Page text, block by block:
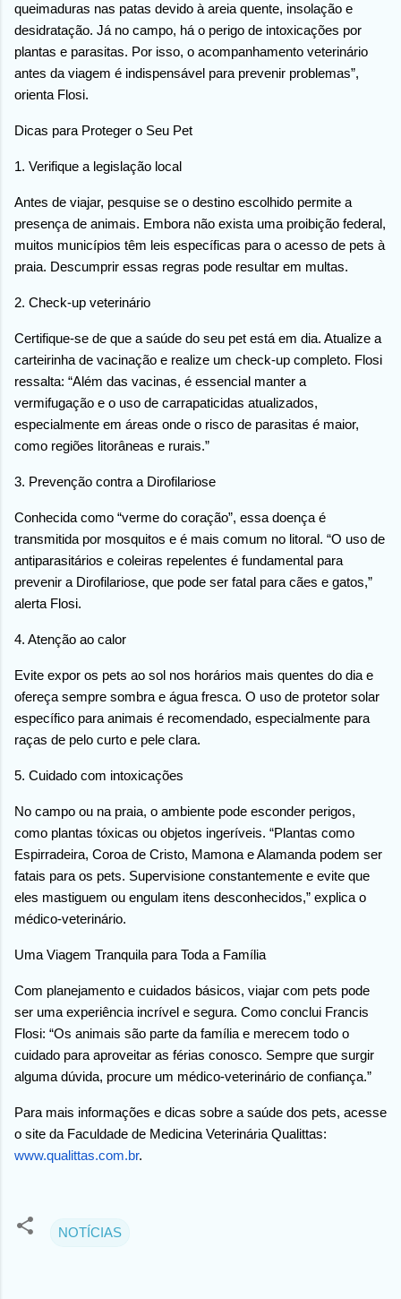
queimaduras nas patas devido à areia quente, insolação e
desidratação. Já no campo, há o perigo de intoxicações por
plantas e parasitas. Por isso, o acompanhamento veterinário
antes da viagem é indispensável para prevenir problemas”,
orienta Flosi.
Dicas para Proteger o Seu Pet
1. Verifique a legislação local
Antes de viajar, pesquise se o destino escolhido permite a
presença de animais. Embora não exista uma proibição federal,
muitos municípios têm leis específicas para o acesso de pets à
praia. Descumprir essas regras pode resultar em multas.
2. Check-up veterinário
Certifique-se de que a saúde do seu pet está em dia. Atualize a
carteirinha de vacinação e realize um check-up completo. Flosi
ressalta: “Além das vacinas, é essencial manter a
vermifugação e o uso de carrapaticidas atualizados,
especialmente em áreas onde o risco de parasitas é maior,
como regiões litorâneas e rurais.”
3. Prevenção contra a Dirofilariose
Conhecida como “verme do coração”, essa doença é
transmitida por mosquitos e é mais comum no litoral. “O uso de
antiparasitários e coleiras repelentes é fundamental para
prevenir a Dirofilariose, que pode ser fatal para cães e gatos,”
alerta Flosi.
4. Atenção ao calor
Evite expor os pets ao sol nos horários mais quentes do dia e
ofereça sempre sombra e água fresca. O uso de protetor solar
específico para animais é recomendado, especialmente para
raças de pelo curto e pele clara.
5. Cuidado com intoxicações
No campo ou na praia, o ambiente pode esconder perigos,
como plantas tóxicas ou objetos ingeríveis. “Plantas como
Espirradeira, Coroa de Cristo, Mamona e Alamanda podem ser
fatais para os pets. Supervisione constantemente e evite que
eles mastiguem ou engulam itens desconhecidos,” explica o
médico-veterinário.
Uma Viagem Tranquila para Toda a Família
Com planejamento e cuidados básicos, viajar com pets pode
ser uma experiência incrível e segura. Como conclui Francis
Flosi: “Os animais são parte da família e merecem todo o
cuidado para aproveitar as férias conosco. Sempre que surgir
alguma dúvida, procure um médico-veterinário de confiança.”
Para mais informações e dicas sobre a saúde dos pets, acesse
o site da Faculdade de Medicina Veterinária Qualittas:
www.qualittas.com.br.
NOTÍCIAS